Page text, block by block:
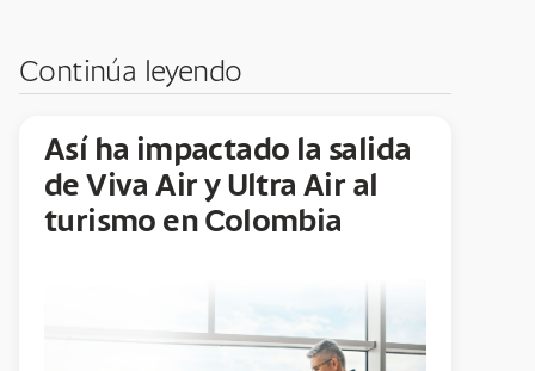
Continúa leyendo
Así ha impactado la salida
de Viva Air y Ultra Air al
turismo en Colombia